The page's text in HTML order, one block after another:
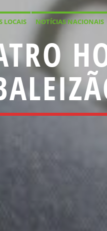
LOCAIS NOTÍCIAS NACIONAIS